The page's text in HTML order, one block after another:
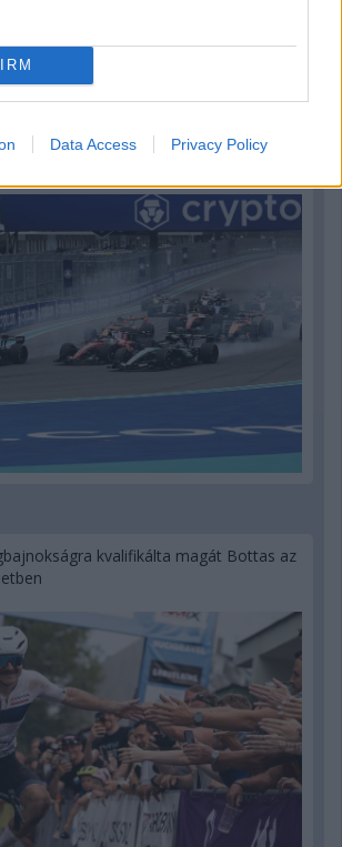
Data Access Privacy Policy
könyvelhetett el az F1 a
kvalifikálta magát Bottas az